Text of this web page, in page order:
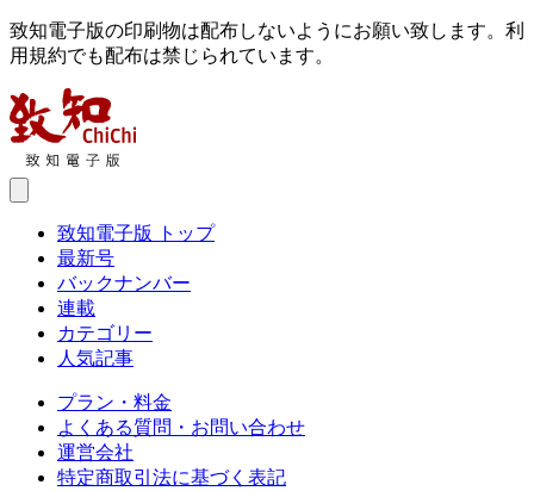
致知電子版の印刷物は配布しないようにお願い致します。利
用規約でも配布は禁じられています。
致知電子版 トップ
最新号
バックナンバー
連載
カテゴリー
人気記事
プラン・料金
よくある質問・お問い合わせ
運営会社
特定商取引法に基づく表記